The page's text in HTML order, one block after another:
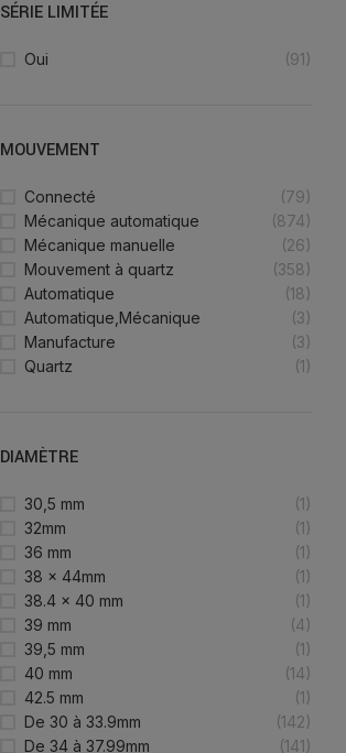
SÉRIE LIMITÉE
Oui (91)
MOUVEMENT
Connecté
(79)
Mécanique automatique
(874)
Mécanique manuelle
(26)
Mouvement à quartz
(358)
Automatique
(18)
Automatique,Mécanique
(3)
Manufacture
(3)
Quartz
(1)
DIAMÈTRE
30,5 mm
(1)
32mm
(1)
36 mm
(1)
38 x 44mm
(1)
38.4 x 40 mm
(1)
39 mm
(4)
39,5 mm
(1)
40 mm
(14)
42.5 mm
(1)
De 30 à 33.9mm
(142)
De 34 à 37.99mm
(141)